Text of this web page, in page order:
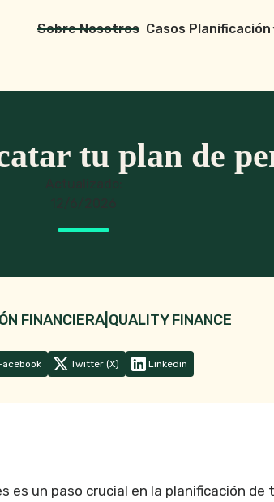
Sobre Nosotros Casos Planificación
tu plan de
Actualizado:
12/6/2026
FINANCIERA| QUALITY FINANCE
Twitter (X) Linkedin
es un paso crucial en la planificación de